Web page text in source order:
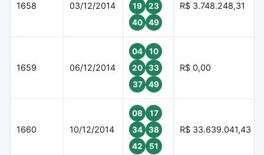
1658 03/12/2014
19
23
40
49
R$ 3.748.248,31
1659 06/12/2014
04
10
20
33
37
49
R$ 0,00
1660 10/12/2014
08
17
34
38
42
51
R$ 33.639.041,43